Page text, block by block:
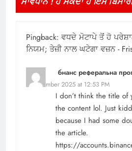
Pingback: ਵਧਦੇ ਮੋਟਾਪੇ ਤੋਂ ਹੋ
ਨਿਯਮ; ਤੇਜ਼ੀ ਨਾਲ ਘਟੇਗਾ ਵਜ਼ਨ -
бнанс реферальна
6 December 2025 at 12:53 PM
I don’t think the title of
the content lol. Just
because I had some
the article.
https://